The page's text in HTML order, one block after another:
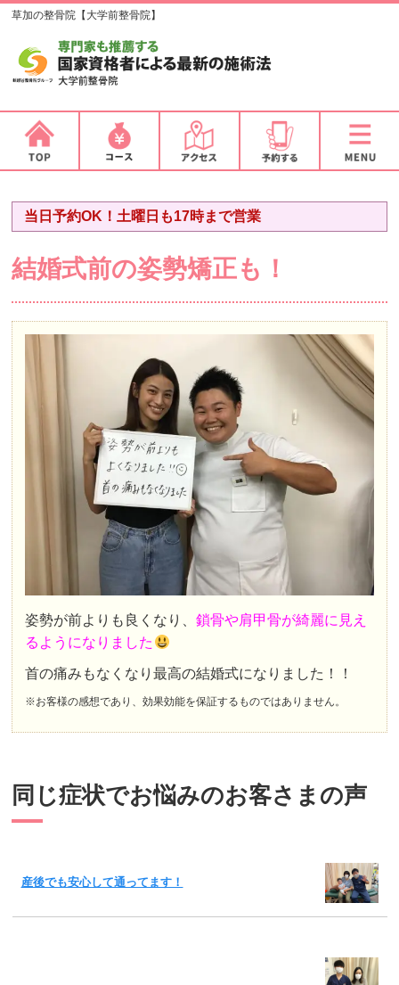
草加の整骨院【大学前整骨院】
当日予約OK！土曜日も17時まで営業
結婚式前の姿勢矯正も！
姿勢が前よりも良くなり、鎖骨や肩甲骨が綺麗に見え
るようになりました
首の痛みもなくなり最高の結婚式になりました！！
※お客様の感想であり、効果効能を保証するものではありません。
同じ症状でお悩みのお客さまの声
産後でも安心して通ってます！